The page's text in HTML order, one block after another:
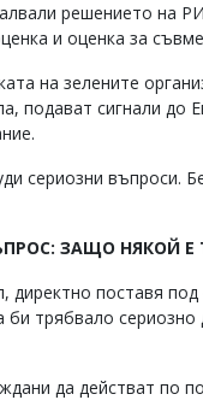
решението на
и оценка за
на зелените
подават сигнали до
сериозни въпроси.
ЗАЩО НЯКОЙ Е
директно поставя
трябвало
да действат по